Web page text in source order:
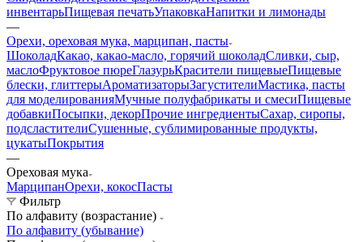
инвентарьПищевая печатьУпаковкаНапитки и лимонады
—
Орехи, ореховая мука, марципан, пасты
ШоколадКакао, какао-масло, горячий шоколадСливки, сыр,
маслоФруктовое пюреГлазурьКрасители пищевыеПищевые
блески, глиттерыАроматизаторыЗагустителиМастика, пасты
для моделированияМучные полуфабрикаты и смесиПищевые
добавкиПосыпки, декорПрочие ингредиентыСахар, сиропы,
подсластителиСушенные, сублимированные продукты,
цукатыПокрытия
—
Ореховая мука
МарципанОрехи, кокосПасты
Фильтр
По алфавиту (возрастание)
По алфавиту (убывание)